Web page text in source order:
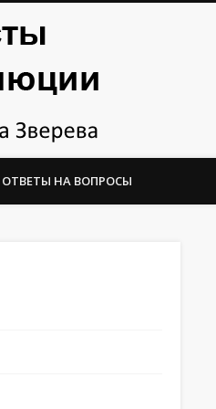
ОТВЕТЫ НА ВОПРОСЫ